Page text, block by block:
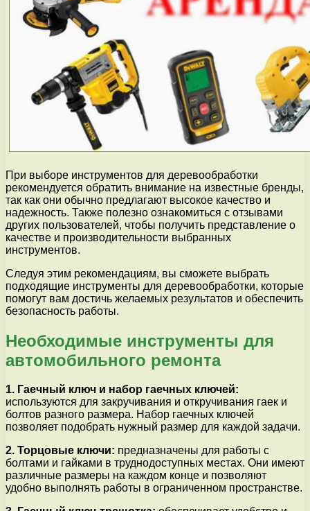
При выборе инструментов для деревообработки
рекомендуется обратить внимание на известные бренды,
так как они обычно предлагают высокое качество и
надежность. Также полезно ознакомиться с отзывами
других пользователей, чтобы получить представление о
качестве и производительности выбранных
инструментов.
Следуя этим рекомендациям, вы сможете выбрать
подходящие инструменты для деревообработки, которые
помогут вам достичь желаемых результатов и обеспечить
безопасность работы.
Необходимые инструменты для
автомобильного ремонта
1. Гаечный ключ и набор гаечных ключей:
используются для закручивания и откручивания гаек и
болтов разного размера. Набор гаечных ключей
позволяет подобрать нужный размер для каждой задачи.
2. Торцовые ключи: предназначены для работы с
болтами и гайками в труднодоступных местах. Они имеют
различные размеры на каждом конце и позволяют
удобно выполнять работы в ограниченном пространстве.